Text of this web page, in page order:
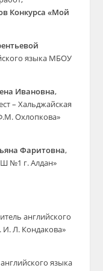
Конкурса«Мой
языка МБОУ
Ивановна,
– Хальджайская
Охлопкова»
Фаритовна,
№1 г. Алдан»
английского
Л. Кондакова»
языка